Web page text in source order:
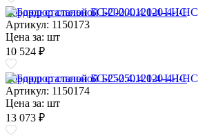
Бордюр стальной БС-200.4.120-4-I-НС
Артикул: 1150173
Цена за: шт
10 524 ₽
Бордюр стальной БС-250.4.120-4-I-НС
Артикул: 1150174
Цена за: шт
13 073 ₽